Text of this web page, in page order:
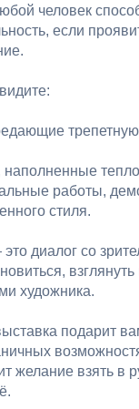
человек
если
трепетную
работы,
стиля.
диалог со
художника.
подарит
желание взять в